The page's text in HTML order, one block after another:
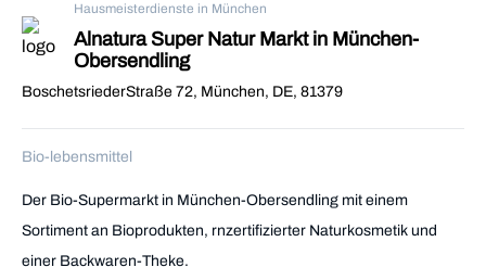
Hausmeisterdienste in München
Alnatura Super Natur Markt in München-
Obersendling
BoschetsriederStraße 72, München, DE, 81379
Bio-lebensmittel
Der Bio-Supermarkt in München-Obersendling mit einem
Sortiment an Bioprodukten, rnzertifizierter Naturkosmetik und
einer Backwaren-Theke.